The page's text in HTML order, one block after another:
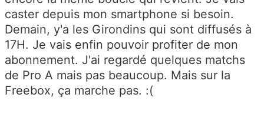
caster depuis mon smartphone si besoin.
Demain, y'a les Girondins qui sont diffusés à
17H. Je vais enfin pouvoir profiter de mon
abonnement. J'ai regardé quelques matchs
de Pro A mais pas beaucoup. Mais sur la
Freebox, ça marche pas. :(